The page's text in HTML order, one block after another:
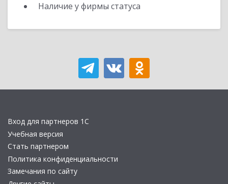
Наличие у фирмы статуса
Вход для партнеров 1С
Учебная версия
Стать партнером
Политика конфиденциальности
Замечания по сайту